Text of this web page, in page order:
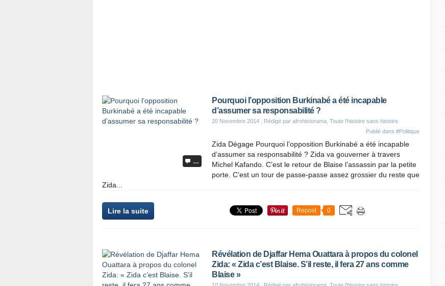
…
Pourquoi l’opposition Burkinabé a été incapable
d’assumer sa responsabilité ?
20 Novembre 2014 , Rédigé par afrohistorama, Toute l'histoire sans histoire
Publié dans #Politique
Zida Dégage Pourquoi l’opposition Burkinabé a été incapable
d’assumer sa responsabilité ? Zida va gouverner à travers
Michel Kafando. C’est le retour de Blaise l’assassin par la petite
porte. C’est un tour de passe-passe assez grossier du reste que
Zida...
Lire la suite Repost 0
Révélation de Djaffar Hema Ouattara à propos du colonel
Zida: « Zida c’est Blaise. S’il reste, il fera 27 ans comme
Blaise »